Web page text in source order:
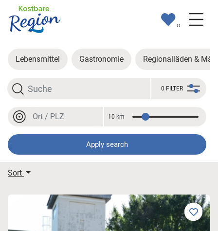
0
Lebensmittel Gastronomie Regionalläden &
Search
0 FILTER
Location or postal code
Distance
10 km
Apply search
Displaying results
Sort